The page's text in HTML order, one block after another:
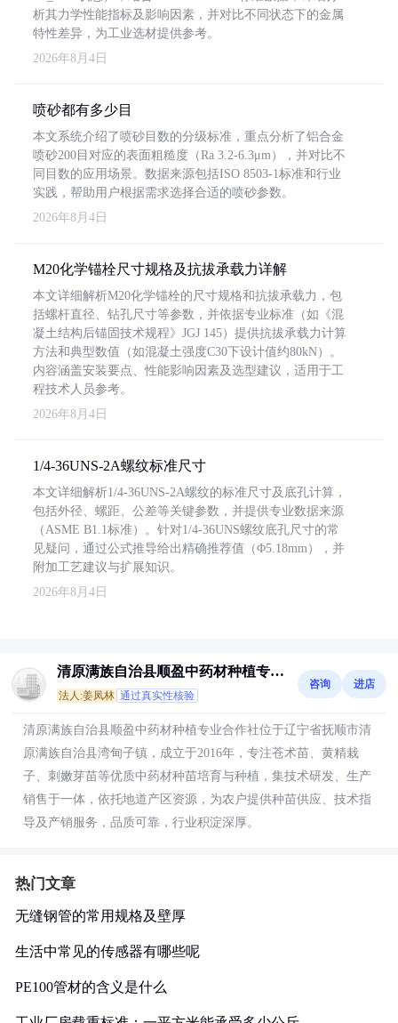
析其力学性能指标及影响因素，并对比不同状态下的金属
特性差异，为工业选材提供参考。
2026年8月4日
喷砂都有多少目
本文系统介绍了喷砂目数的分级标准，重点分析了铝合金
喷砂200目对应的表面粗糙度（Ra 3.2-6.3μm），并对比不
同目数的应用场景。数据来源包括ISO 8503-1标准和行业
实践，帮助用户根据需求选择合适的喷砂参数。
2026年8月4日
M20化学锚栓尺寸规格及抗拔承载力详解
本文详细解析M20化学锚栓的尺寸规格和抗拔承载力，包
括螺杆直径、钻孔尺寸等参数，并依据专业标准（如《混
凝土结构后锚固技术规程》JGJ 145）提供抗拔承载力计算
方法和典型数值（如混凝土强度C30下设计值约80kN）。
内容涵盖安装要点、性能影响因素及选型建议，适用于工
程技术人员参考。
2026年8月4日
1/4-36UNS-2A螺纹标准尺寸
本文详细解析1/4-36UNS-2A螺纹的标准尺寸及底孔计算，
包括外径、螺距、公差等关键参数，并提供专业数据来源
（ASME B1.1标准）。针对1/4-36UNS螺纹底孔尺寸的常
见疑问，通过公式推导给出精确推荐值（Φ5.18mm），并
附加工艺建议与扩展知识。
2026年8月4日
清原满族自治县顺盈中药材种植专业
合作社
法人:姜凤林 通过真实性核验
咨询 进店
清原满族自治县顺盈中药材种植专业合作社位于辽宁省抚顺市清
原满族自治县湾甸子镇，成立于2016年，专注苍术苗、黄精栽
子、刺嫩芽苗等优质中药材种苗培育与种植，集技术研发、生产
销售于一体，依托地道产区资源，为农户提供种苗供应、技术指
导及产销服务，品质可靠，行业积淀深厚。
热门文章
无缝钢管的常用规格及壁厚
生活中常见的传感器有哪些呢
PE100管材的含义是什么